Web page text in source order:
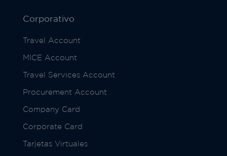
Corporativo
Travel Account
MICE Account
Travel Services Account
Procurement Account
Company Card
Corporate Card
Tarjetas Virtuales